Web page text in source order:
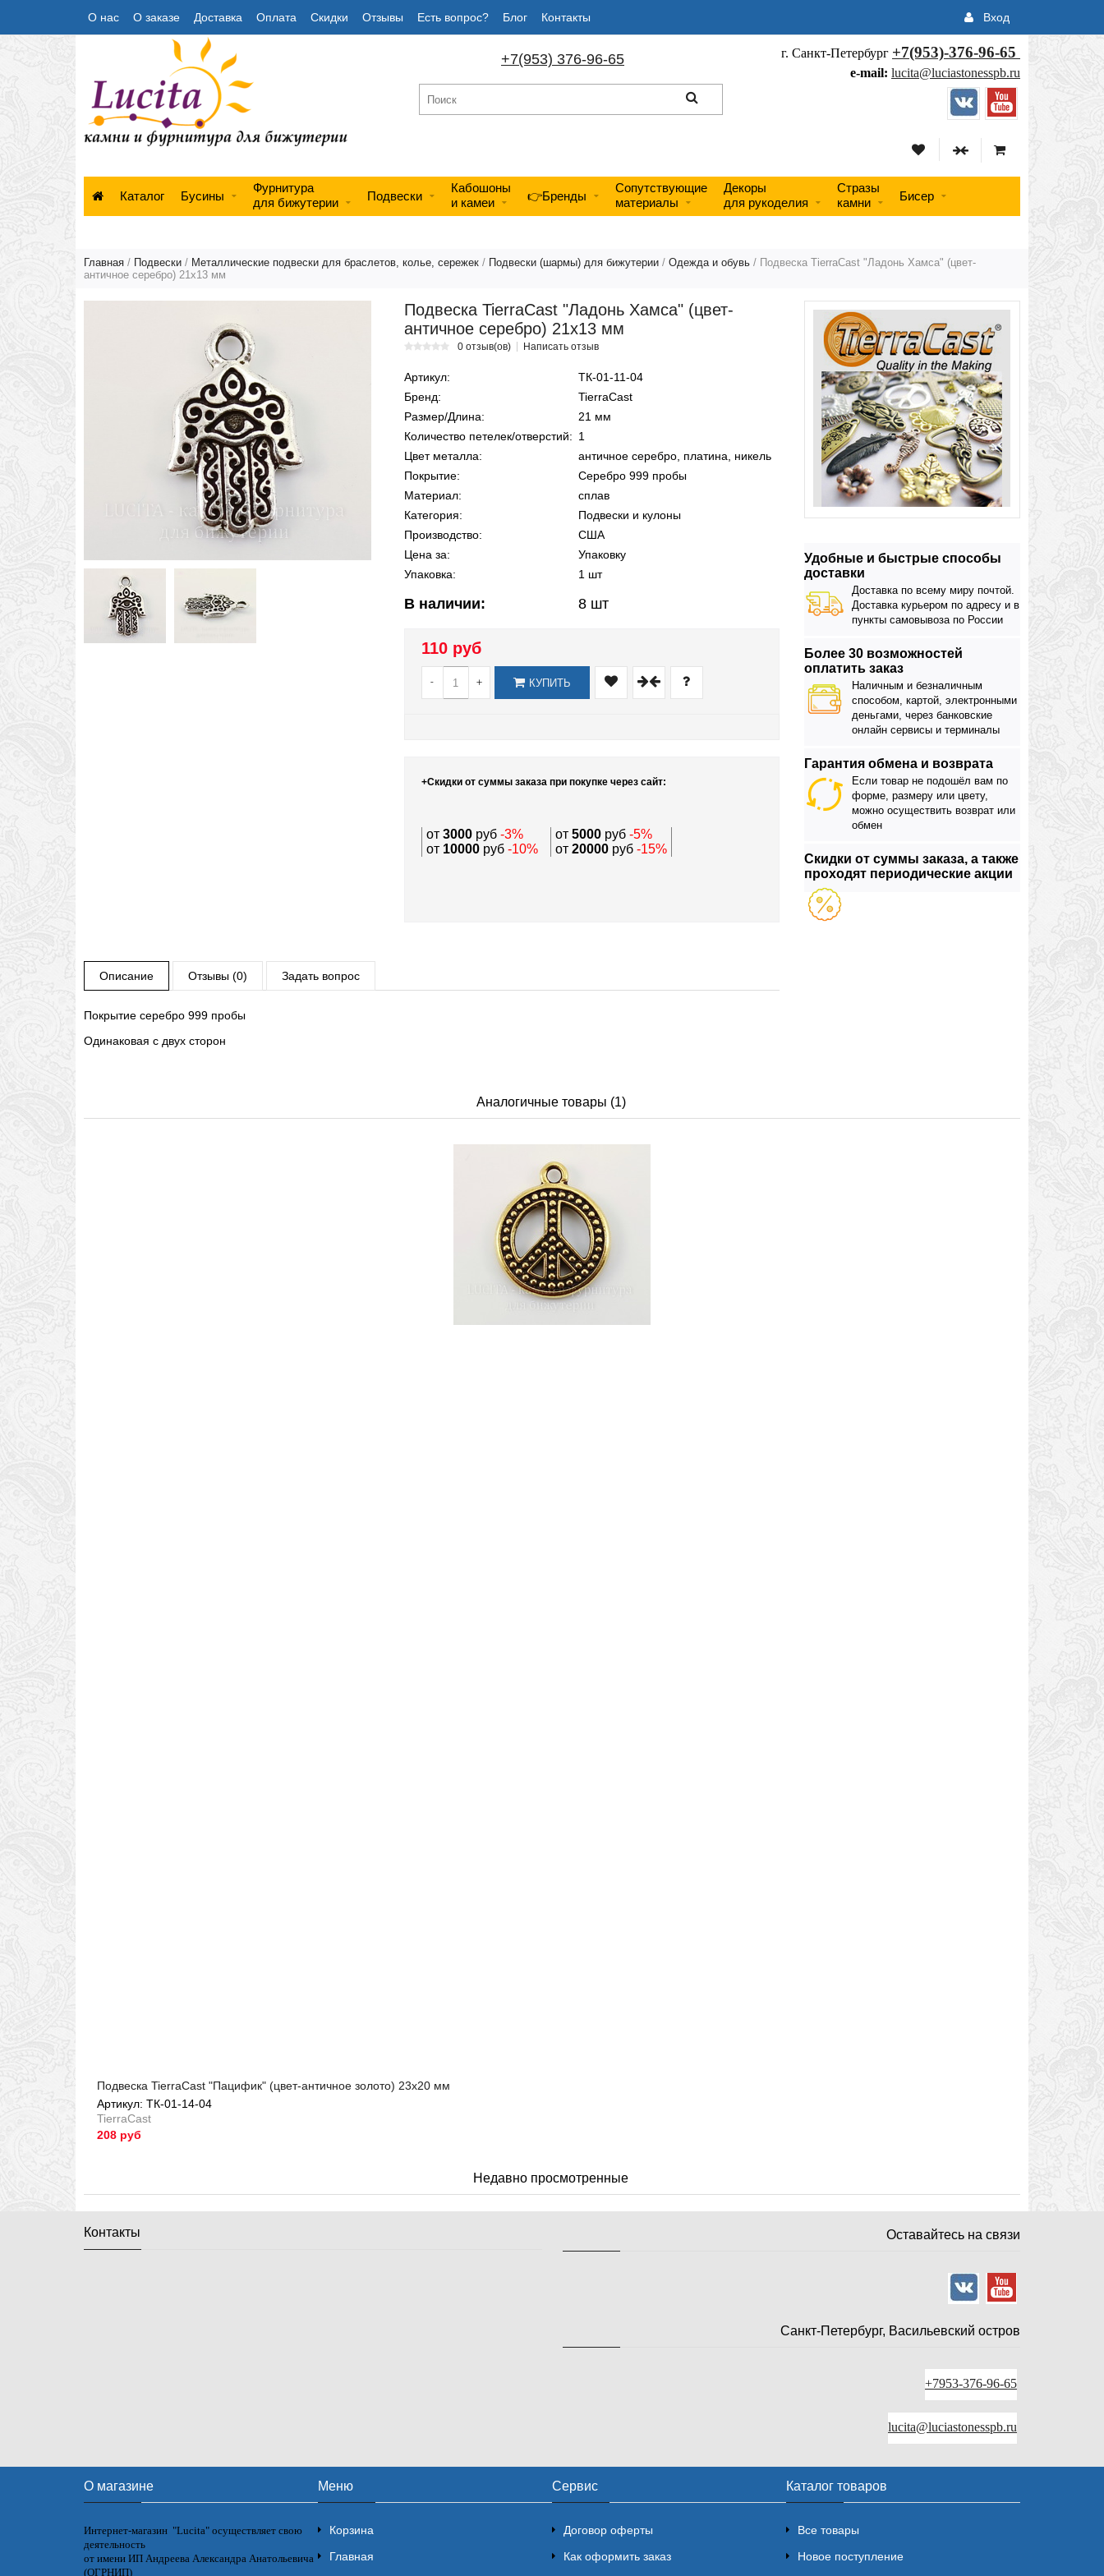
О нас О заказе Доставка Оплата Скидки Отзывы Есть вопрос? Блог Контакты Вход
г. Санкт-Петербург +7(953)-376-96-65
e-mail: lucita@luciastonesspb.ru
+7(953) 376-96-65
Каталог Бусины
Фурнитура
для бижутерии
Подвески
Кабошоны
и камеи
👉Бренды
Сопутствующие
материалы
Декоры
для рукоделия
Стразы
камни
Бисер
Главная / Подвески / Металлические подвески для браслетов, колье, сережек / Подвески (шармы) для бижутерии / Одежда и обувь / Подвеска TierraCast "Ладонь Хамса" (цвет-
античное серебро) 21х13 мм
Удобные и быстрые способы
доставки
Доставка по всему миру почтой.
Доставка курьером по адресу и в
пункты самовывоза по России
Более 30 возможностей
оплатить заказ
Наличным и безналичным
способом, картой, электронными
деньгами, через банковские
онлайн сервисы и терминалы
Гарантия обмена и возврата
Если товар не подошёл вам по
форме, размеру или цвету,
можно осуществить возврат или
обмен
Скидки от суммы заказа, а также
проходят периодические акции
Подвеска TierraCast "Ладонь Хамса" (цвет-
античное серебро) 21х13 мм
0 отзыв(ов) Написать отзыв
Артикул:
ТК-01-11-04
Бренд:
TierraCast
Размер/Длина:
21 мм
Количество петелек/отверстий: 1
Цвет металла:
античное серебро, платина, никель
Покрытие:
Серебро 999 пробы
Материал:
сплав
Категория:
Подвески и кулоны
Производство:
США
Цена за:
Упаковку
Упаковка:
1 шт
В наличии: 8 шт
110 руб
- + КУПИТЬ
+Скидки от суммы заказа при покупке через сайт:
от3000руб -3% от 5000руб-5%
от 10000руб -10% от 20000руб -15%
Описание Отзывы (0) Задать вопрос
Покрытие серебро 999 пробы
Одинаковая с двух сторон
Аналогичные товары (1)
Подвеска TierraCast "Пацифик" (цвет-античное золото) 23х20 мм
Артикул: ТК-01-14-04
TierraCast
208 руб
Недавно просмотренные
Контакты Оставайтесь на связи
Санкт-Петербург, Васильевский остров
+7953-376-96-65
lucita@luciastonesspb.ru
О магазине
Интернет-магазин "Lucita" осуществляет свою
деятельность
от имени ИП Андреева Александра Анатольевича
(ОГРНИП)
Меню
Корзина
Главная
Сервис
Договор оферты
Как оформить заказ
Каталог товаров
Все товары
Новое поступление